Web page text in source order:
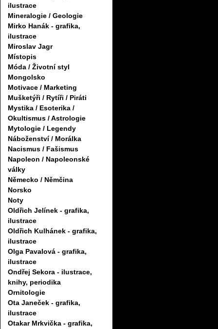
ilustrace
Mineralogie / Geologie
Mirko Hanák - grafika,
ilustrace
Miroslav Jagr
Místopis
Móda / Životní styl
Mongolsko
Motivace / Marketing
Mušketýři / Rytíři / Piráti
Mystika / Esoterika /
Okultismus / Astrologie
Mytologie / Legendy
Náboženství / Morálka
Nacismus / Fašismus
Napoleon / Napoleonské
války
Německo / Němčina
Norsko
Noty
Oldřich Jelínek - grafika,
ilustrace
Oldřich Kulhánek - grafika,
ilustrace
Olga Pavalová - grafika,
ilustrace
Ondřej Sekora - ilustrace,
knihy, periodika
Ornitologie
Ota Janeček - grafika,
ilustrace
Otakar Mrkvička - grafika,